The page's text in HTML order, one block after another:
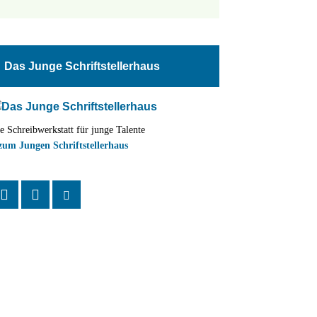
Das Junge Schriftstellerhaus
Schreibwerkstatt für junge Talente
Jungen Schriftstellerhaus